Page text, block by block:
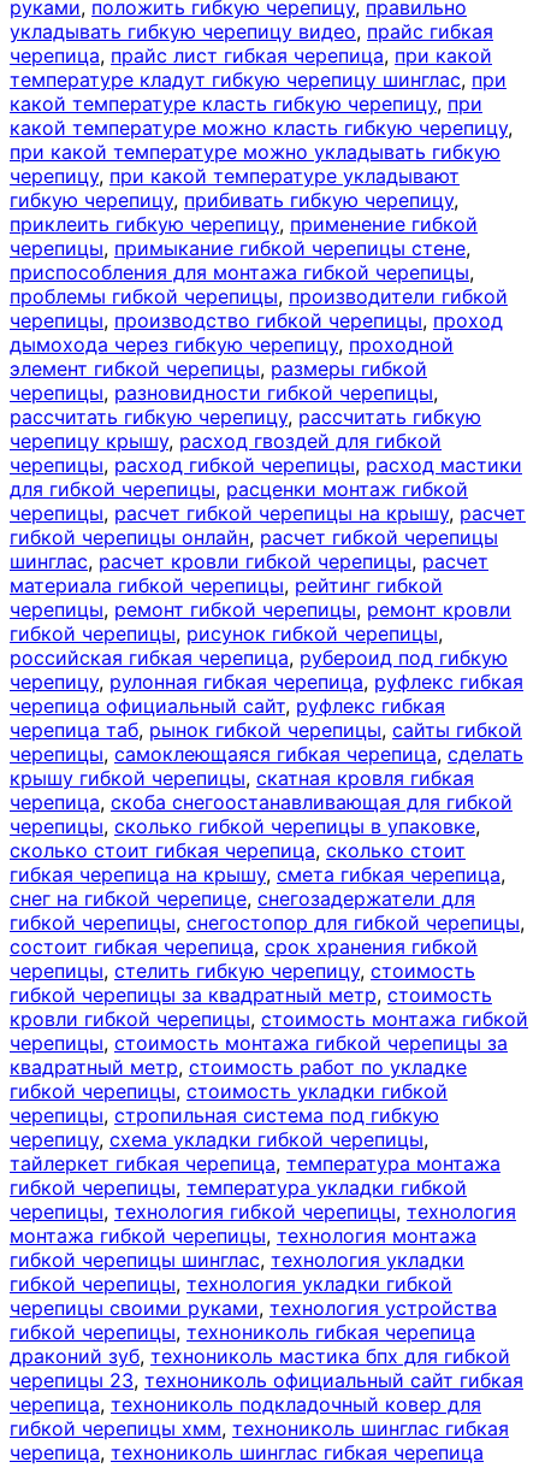
руками, положить гибкую черепицу, правильно
укладывать гибкую черепицу видео, прайс гибкая
черепица, прайс лист гибкая черепица, при какой
температуре кладут гибкую черепицу шинглас, при
какой температуре класть гибкую черепицу, при
какой температуре можно класть гибкую черепицу,
при какой температуре можно укладывать гибкую
черепицу, при какой температуре укладывают
гибкую черепицу, прибивать гибкую черепицу,
приклеить гибкую черепицу, применение гибкой
черепицы, примыкание гибкой черепицы стене,
приспособления для монтажа гибкой черепицы,
проблемы гибкой черепицы, производители гибкой
черепицы, производство гибкой черепицы, проход
дымохода через гибкую черепицу, проходной
элемент гибкой черепицы, размеры гибкой
черепицы, разновидности гибкой черепицы,
рассчитать гибкую черепицу, рассчитать гибкую
черепицу крышу, расход гвоздей для гибкой
черепицы, расход гибкой черепицы, расход мастики
для гибкой черепицы, расценки монтаж гибкой
черепицы, расчет гибкой черепицы на крышу, расчет
гибкой черепицы онлайн, расчет гибкой черепицы
шинглас, расчет кровли гибкой черепицы, расчет
материала гибкой черепицы, рейтинг гибкой
черепицы, ремонт гибкой черепицы, ремонт кровли
гибкой черепицы, рисунок гибкой черепицы,
российская гибкая черепица, рубероид под гибкую
черепицу, рулонная гибкая черепица, руфлекс гибкая
черепица официальный сайт, руфлекс гибкая
черепица таб, рынок гибкой черепицы, сайты гибкой
черепицы, самоклеющаяся гибкая черепица, сделать
крышу гибкой черепицы, скатная кровля гибкая
черепица, скоба снегоостанавливающая для гибкой
черепицы, сколько гибкой черепицы в упаковке,
сколько стоит гибкая черепица, сколько стоит
гибкая черепица на крышу, смета гибкая черепица,
снег на гибкой черепице, снегозадержатели для
гибкой черепицы, снегостопор для гибкой черепицы,
состоит гибкая черепица, срок хранения гибкой
черепицы, стелить гибкую черепицу, стоимость
гибкой черепицы за квадратный метр, стоимость
кровли гибкой черепицы, стоимость монтажа гибкой
черепицы, стоимость монтажа гибкой черепицы за
квадратный метр, стоимость работ по укладке
гибкой черепицы, стоимость укладки гибкой
черепицы, стропильная система под гибкую
черепицу, схема укладки гибкой черепицы,
тайлеркет гибкая черепица, температура монтажа
гибкой черепицы, температура укладки гибкой
черепицы, технология гибкой черепицы, технология
монтажа гибкой черепицы, технология монтажа
гибкой черепицы шинглас, технология укладки
гибкой черепицы, технология укладки гибкой
черепицы своими руками, технология устройства
гибкой черепицы, технониколь гибкая черепица
драконий зуб, технониколь мастика бпх для гибкой
черепицы 23, технониколь официальный сайт гибкая
черепица, технониколь подкладочный ковер для
гибкой черепицы хмм, технониколь шинглас гибкая
черепица, технониколь шинглас гибкая черепица